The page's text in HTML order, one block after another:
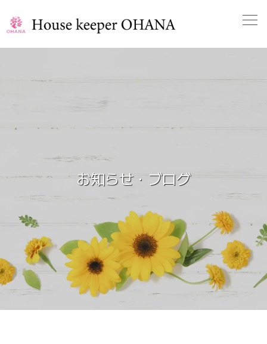
お知らせ・ブログ